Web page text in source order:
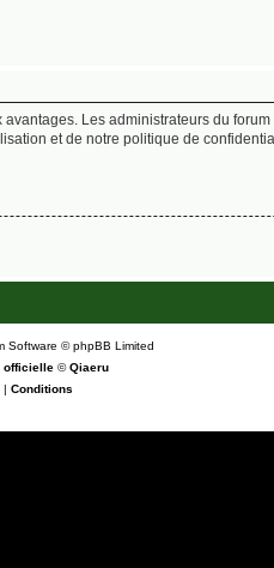
Les administrateurs du
et de notre politique de
Software © phpBB Limited
officielle©Qiaeru
| Conditions